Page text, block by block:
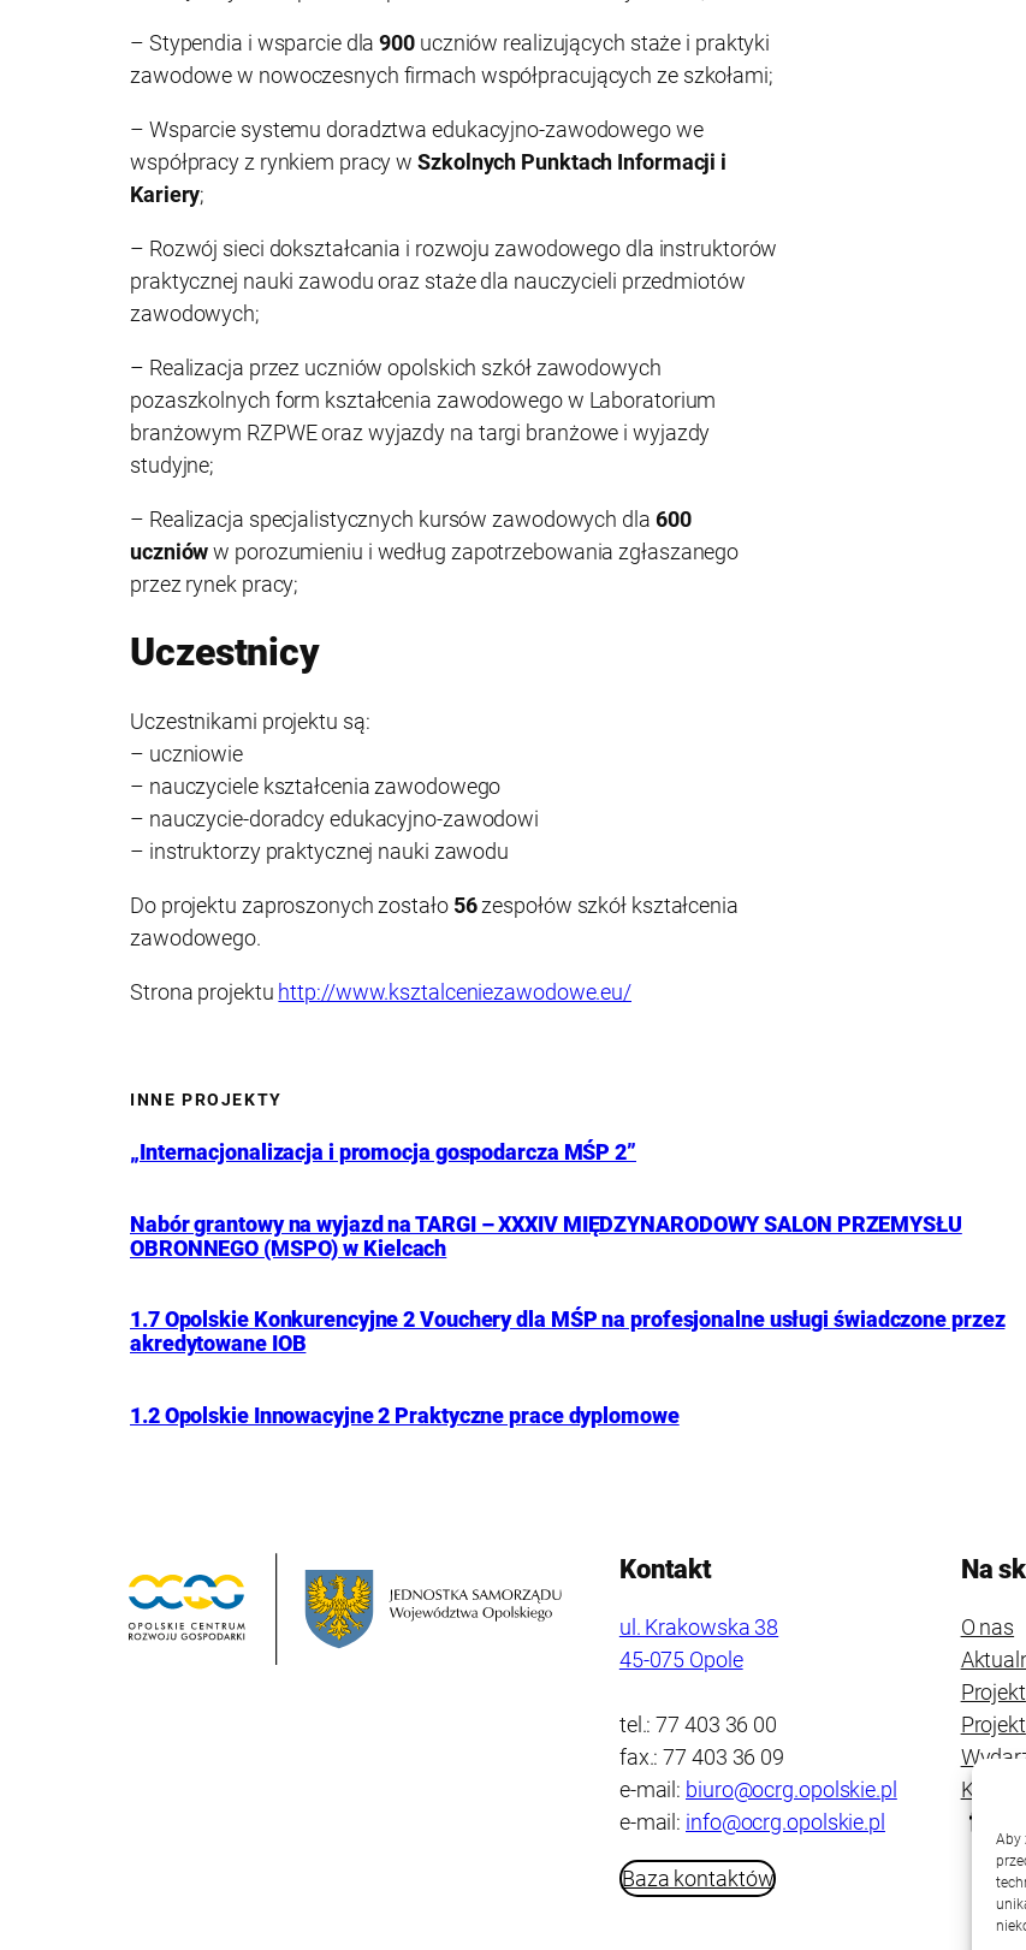
Aby
– Stypendia i wsparcie dla900 uczniów realizujących staże i praktyki
zawodowe w nowoczesnych firmach współpracujących ze szkołami;
– Wsparcie systemu doradztwa edukacyjno-zawodowego we
współpracy z rynkiem pracy wSzkolnych Punktach Informacji i
Kariery;
– Rozwój sieci dokształcania i rozwoju zawodowego dla instruktorów
praktycznej nauki zawodu oraz staże dla nauczycieli przedmiotów
zawodowych;
– Realizacja przez uczniów opolskich szkół zawodowych
pozaszkolnych form kształcenia zawodowego w Laboratorium
branżowym RZPWE oraz wyjazdy na targi branżowe i wyjazdy
studyjne;
– Realizacja specjalistycznych kursów zawodowych dla 600
ucznióww porozumieniu i według zapotrzebowania zgłaszanego
przez rynek pracy;
Uczestnicy
Uczestnikami projektu są:
– uczniowie
– nauczyciele kształcenia zawodowego
– nauczycie-doradcy edukacyjno-zawodowi
– instruktorzy praktycznej nauki zawodu
Do projektu zaproszonych zostało56zespołów szkół kształcenia
zawodowego.
Strona projektu http://www.ksztalceniezawodowe.eu/
INNE PROJEKTY
„Internacjonalizacja i promocja gospodarcza MŚP 2”
Nabór grantowy na wyjazd na TARGI – XXXIV MIĘDZYNARODOWY SALON PRZEMYSŁU
OBRONNEGO (MSPO) w Kielcach
1.7 Opolskie Konkurencyjne 2 Vouchery dla MŚP na profesjonalne usługi świadczone przez
akredytowane IOB
1.2 Opolskie Innowacyjne 2 Praktyczne prace dyplomowe
Kontakt
ul. Krakowska 38
45-075 Opole
tel.: 77 403 36 00
fax.: 77 403 36 09
e-mail: biuro@ocrg.opolskie.pl
e-mail: info@ocrg.opolskie.pl
Baza kontaktów
Na
O nas
Kontakt